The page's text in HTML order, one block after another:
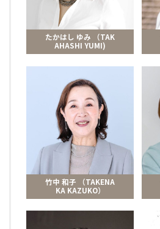
たかはし ゆみ （TAK
AHASHI YUMI)
竹中 和子 （TAKENA
KA KAZUKO）